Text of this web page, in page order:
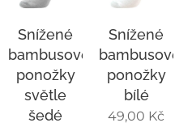
Snížené
bambusové
ponožky
světle
šedé
Snížené
bambusové
ponožky
bílé
49,00 Kč